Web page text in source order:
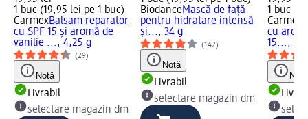
1 buc (19,95 lei pe 1 buc)
CarmexBalsam reparator
cu SPF 15 și aromă de
vanilie ..., 4,25 g
(29)
Notă
Livrabil
selectare magazin dm
BiodanceMască de față
pentru hidratare intensă
și..., 34 g
(142)
Notă
Livrabil
selectare magazin dm
1 buc
Carmex
cu
15...,
Notă